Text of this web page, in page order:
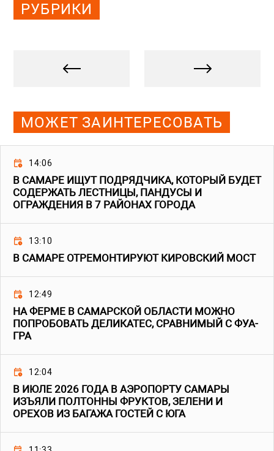
РУБРИКИ
МОЖЕТ ЗАИНТЕРЕСОВАТЬ
14:06
В САМАРЕ ИЩУТ ПОДРЯДЧИКА, КОТОРЫЙ БУДЕТ
СОДЕРЖАТЬ ЛЕСТНИЦЫ, ПАНДУСЫ И
ОГРАЖДЕНИЯ В 7 РАЙОНАХ ГОРОДА
13:10
В САМАРЕ ОТРЕМОНТИРУЮТ КИРОВСКИЙ МОСТ
12:49
НА ФЕРМЕ В САМАРСКОЙ ОБЛАСТИ МОЖНО
ПОПРОБОВАТЬ ДЕЛИКАТЕС, СРАВНИМЫЙ С ФУА-
ГРА
12:04
В ИЮЛЕ 2026 ГОДА В АЭРОПОРТУ САМАРЫ
ИЗЪЯЛИ ПОЛТОННЫ ФРУКТОВ, ЗЕЛЕНИ И
ОРЕХОВ ИЗ БАГАЖА ГОСТЕЙ С ЮГА